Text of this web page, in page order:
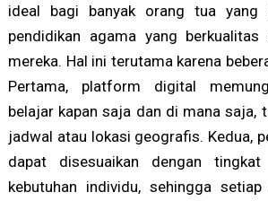
ideal bagi banyak orang tua yang
pendidikan agama yang berkualitas
mereka. Hal ini terutama karena
Pertama, platform digital
belajar kapan saja dan di mana saja,
jadwal atau lokasi geografis. Kedua,
dapat disesuaikan dengan tingkat
kebutuhan individu, sehingga